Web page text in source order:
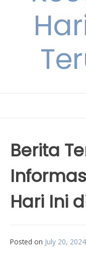
Berita
Hari Ini
Posted on July 20, 2024